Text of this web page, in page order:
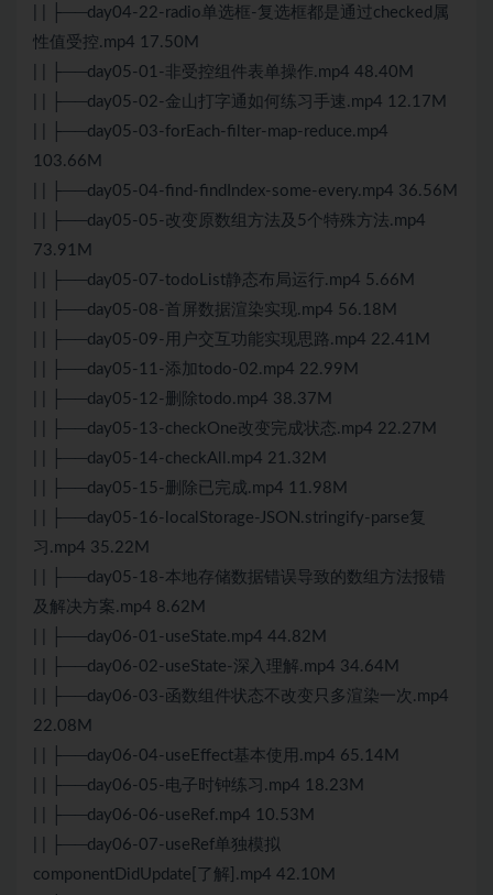
| | ├──day04-22-radio单选框-复选框都是通过checked属
性值受控.mp4 17.50M
| | ├──day05-01-非受控组件表单操作.mp4 48.40M
| | ├──day05-02-金山打字通如何练习手速.mp4 12.17M
| | ├──day05-03-forEach-filter-map-reduce.mp4
103.66M
| | ├──day05-04-find-findIndex-some-every.mp4 36.56M
| | ├──day05-05-改变原数组方法及5个特殊方法.mp4
73.91M
| | ├──day05-07-todoList静态布局运行.mp4 5.66M
| | ├──day05-08-首屏数据渲染实现.mp4 56.18M
| | ├──day05-09-用户交互功能实现思路.mp4 22.41M
| | ├──day05-11-添加todo-02.mp4 22.99M
| | ├──day05-12-删除todo.mp4 38.37M
| | ├──day05-13-checkOne改变完成状态.mp4 22.27M
| | ├──day05-14-checkAll.mp4 21.32M
| | ├──day05-15-删除已完成.mp4 11.98M
| | ├──day05-16-localStorage-JSON.stringify-parse复
习.mp4 35.22M
| | ├──day05-18-本地存储数据错误导致的数组方法报错
及解决方案.mp4 8.62M
| | ├──day06-01-useState.mp4 44.82M
| | ├──day06-02-useState-深入理解.mp4 34.64M
| | ├──day06-03-函数组件状态不改变只多渲染一次.mp4
22.08M
| | ├──day06-04-useEffect基本使用.mp4 65.14M
| | ├──day06-05-电子时钟练习.mp4 18.23M
| | ├──day06-06-useRef.mp4 10.53M
| | ├──day06-07-useRef单独模拟
componentDidUpdate[了解].mp4 42.10M